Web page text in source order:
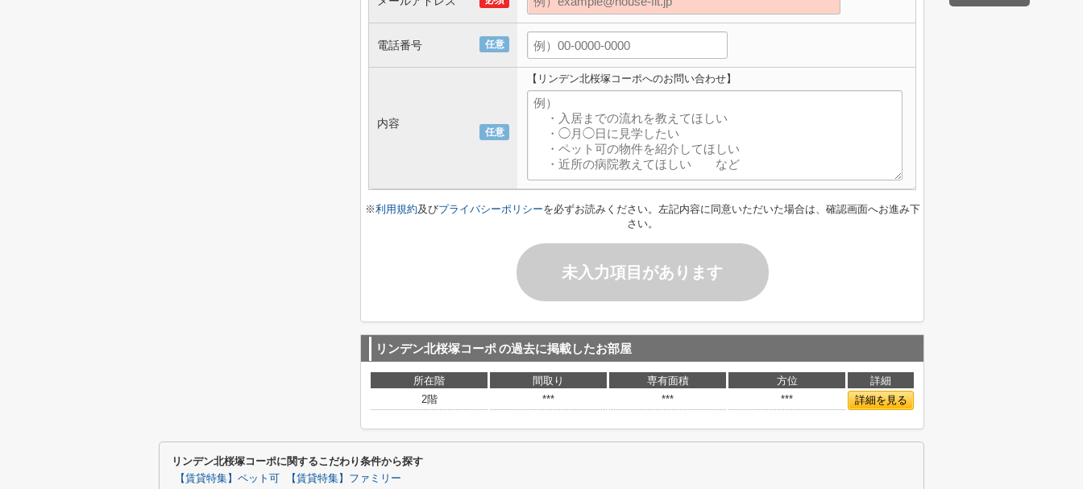
任意
電話番号
任意
内容
【リンデン北桜塚コーポへのお問い合わせ】
※利用規約及びプライバシーポリシーを必ずお読みください。左記内容に同意いただいた場合は、確認画面へお進み下
さい。
未入力項目があります
リンデン北桜塚コーポの過去に掲載したお部屋
所在階 間取り 専有面積 方位
詳細
2階
*** *** *** 詳細を見る
リンデン北桜塚コーポに関するこだわり条件から探す
【賃貸特集】ペット可 【賃貸特集】ファミリー